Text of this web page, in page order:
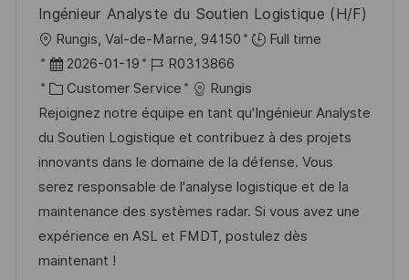
c
h
u
n
g
e
r
ö
f
f
e
n
t
l
i
c
e
Ingénieur Analyste du Soutien Logistique (H/F)
O
r
t
Rungis, Val-de-Marne, 94150
Full time
D
a
t
u
m
d
e
r
V
2026-01-19
J
o
b
-
I
D
R0313866
K
a
t
e
g
o
r
i
Customer Service
Rungis
Rejoignez notre équipe en tant qu'Ingénieur Analyste
du Soutien Logistique et contribuez à des projets
innovants dans le domaine de la défense. Vous
serez responsable de l'analyse logistique et de la
maintenance des systèmes radar. Si vous avez une
expérience en ASL et FMDT, postulez dès
maintenant !